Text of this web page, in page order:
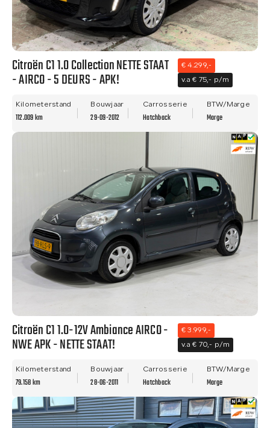
Citroën C1 1.0 Collection NETTE STAAT
- AIRCO - 5 DEURS - APK!
€ 4.299,-
v.a € 75,- p/m
Kilometerstand
112.009 km
Bouwjaar
29-09-2012
Carrosserie
Hatchback
BTW/Marge
Marge
Citroën C1 1.0-12V Ambiance AIRCO -
NWE APK - NETTE STAAT!
€ 3.999,-
v.a € 70,- p/m
Kilometerstand
79.158 km
Bouwjaar
28-06-2011
Carrosserie
Hatchback
BTW/Marge
Marge